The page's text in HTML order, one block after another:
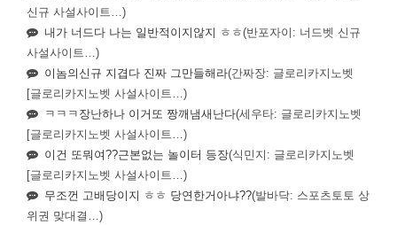
신규 사설사이트…)
내가 너드다 나는 일반적이지않지 ㅎㅎ(반포자이: 너드벳 신규
사설사이트…)
이놈의신규 지겹다 진짜 그만들해라(간짜장: 글로리카지노벳
[글로리카지노벳 사설사이트…)
ㅋㅋㅋ장난하나 이거또 짱깨냄새난다(세우타: 글로리카지노벳
[글로리카지노벳 사설사이트…)
이건 또뭐여??근본없는 놀이터 등장(식민지: 글로리카지노벳
[글로리카지노벳 사설사이트…)
무조껀 고배당이지 ㅎㅎ 당연한거아냐??(발바닥: 스포츠토토 상
위권 맞대결…)